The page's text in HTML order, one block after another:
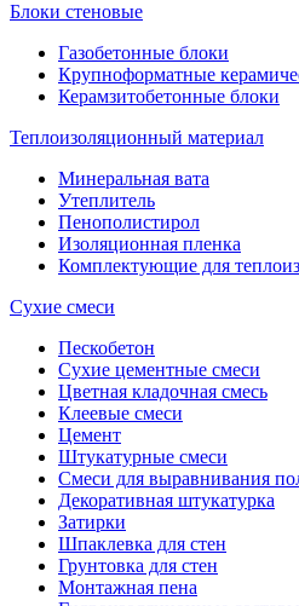
Блоки стеновые
Газобетонные блоки
Крупноформатные
Керамзитобетонные блоки
Теплоизоляционный материал
Минеральная вата
Утеплитель
Пенополистирол
Изоляционная пленка
Комплектующие для
Сухие смеси
Пескобетон
Сухие цементные смеси
Цветная кладочная смесь
Клеевые смеси
Цемент
Штукатурные смеси
Смеси для выравнивания
Декоративная штукатурка
Затирки
Шпаклевка для стен
Грунтовка для стен
Монтажная пена